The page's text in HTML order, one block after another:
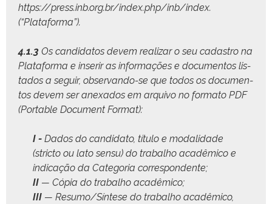
https://press.inb.org.br/index.php/inb/index.
(“Platafor­ma”).
4.1.3 Os can­didatos devem realizar o seu cadas­tro na
Platafor­ma e inserir as infor­mações e doc­u­men­tos lis­
ta­dos a seguir, obser­van­do-se que todos os doc­u­men­
tos devem ser anex­a­dos em arqui­vo no for­ma­to PDF
(Portable Doc­u­ment Format):
I - Dados do can­dida­to, títu­lo e modal­i­dade
(stric­to ou lato sen­su) do tra­bal­ho acadêmi­co e
indi­cação da Cat­e­go­ria correspondente;
II — Cópia do tra­bal­ho acadêmico;
III — Resumo/Síntese do tra­bal­ho acadêmi­co,